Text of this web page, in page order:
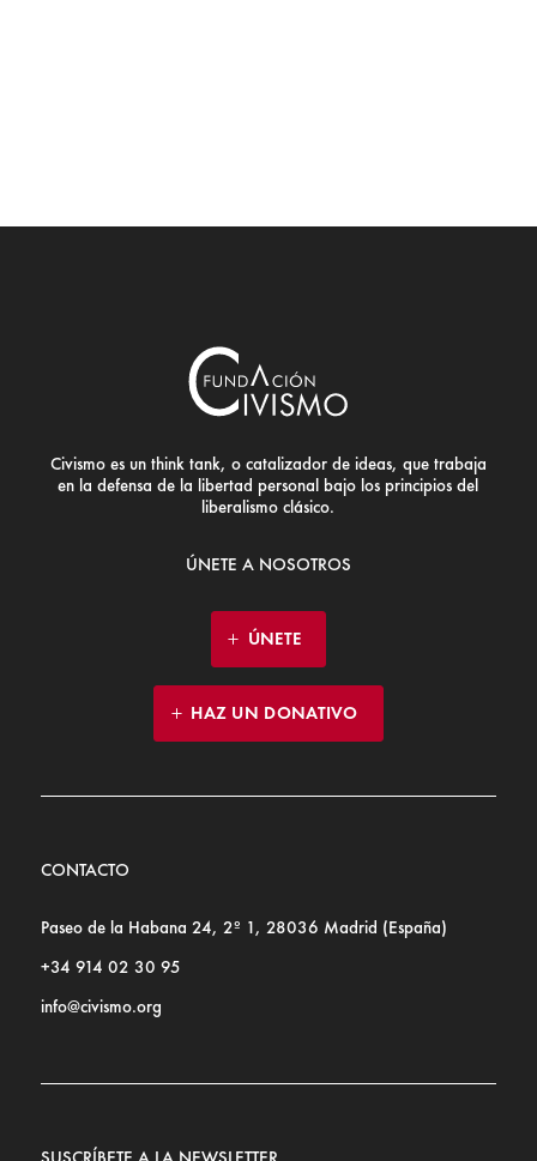
Civismo es un think tank, o catalizador de ideas, que trabaja
en la defensa de la libertad personal bajo los principios del
liberalismo clásico.
ÚNETE A NOSOTROS
ÚNETE
HAZ UN DONATIVO
CONTACTO
Paseo de la Habana 24, 2º 1, 28036 Madrid (España)
+34 914 02 30 95
info@civismo.org